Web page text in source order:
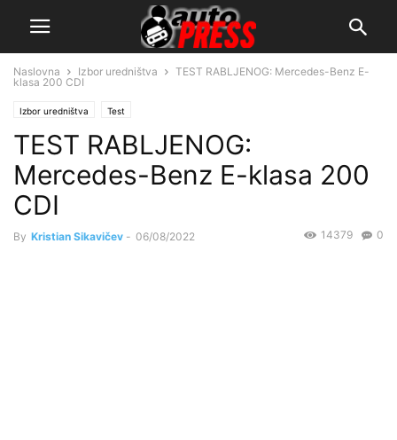
Naslovna Izbor uredništva
TEST RABLJENOG: Mercedes-Benz E-
klasa 200 CDI
Izbor uredništva Test
TEST RABLJENOG:
Mercedes-Benz E-klasa 200
CDI
By Kristian Sikavičev - 06/08/2022 0
14379